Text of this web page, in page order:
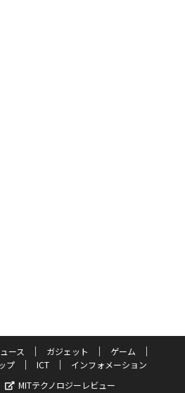
ース ガジェット
ゲーム
プ ICT
インフォメーション
MITテクノロジーレビュー